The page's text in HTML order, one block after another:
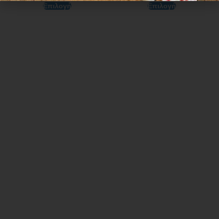
Επιλογή Επιλογή